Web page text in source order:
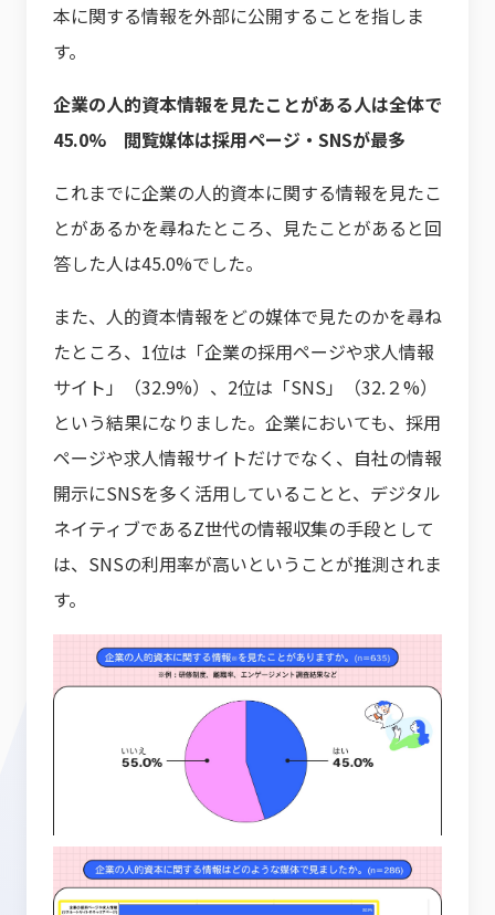
本に関する情報を外部に公開することを指しま
す。
企業の人的資本情報を見たことがある人は全体で
45.0% 閲覧媒体は採用ページ・SNSが最多
これまでに企業の人的資本に関する情報を見たこ
とがあるかを尋ねたところ、見たことがあると回
答した人は45.0%でした。
また、人的資本情報をどの媒体で見たのかを尋ね
たところ、1位は「企業の採用ページや求人情報
サイト」（32.9%）、2位は「SNS」（32.２%）
という結果になりました。企業においても、採用
ページや求人情報サイトだけでなく、自社の情報
開示にSNSを多く活用していることと、デジタル
ネイティブであるZ世代の情報収集の手段として
は、SNSの利用率が高いということが推測されま
す。